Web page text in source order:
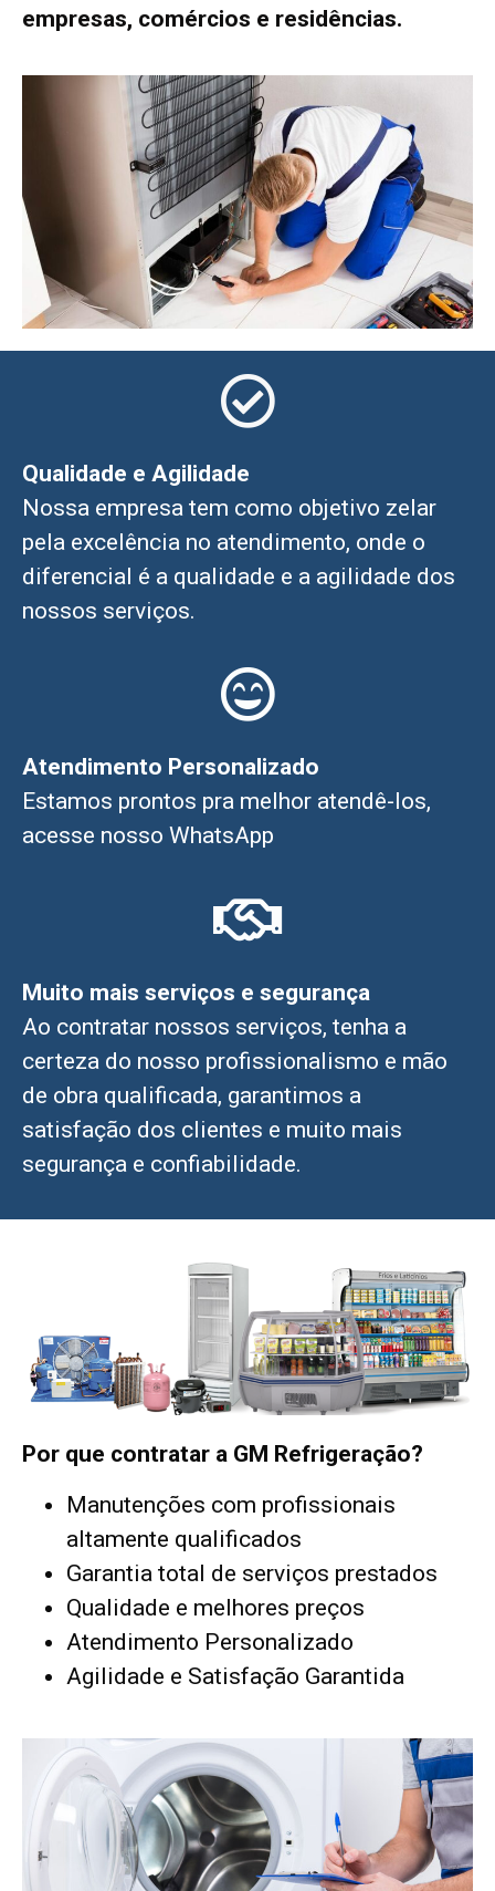
empresas, comércios e residências.
Qualidade e Agilidade
Nossa empresa tem como objetivo zelar
pela excelência no atendimento, onde o
diferencial é a qualidade e a agilidade dos
nossos serviços.
Atendimento Personalizado
Estamos prontos pra melhor atendê-los,
acesse nosso WhatsApp
Muito mais serviços e segurança
Ao contratar nossos serviços, tenha a
certeza do nosso profissionalismo e mão
de obra qualificada, garantimos a
satisfação dos clientes e muito mais
segurança e confiabilidade.
Por que contratar a GM Refrigeração?
Manutenções com profissionais
altamente qualificados
Garantia total de serviços prestados
Qualidade e melhores preços
Atendimento Personalizado
Agilidade e Satisfação Garantida